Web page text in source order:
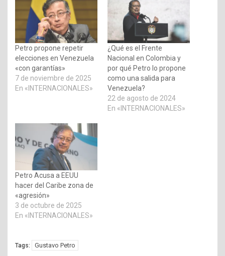
Petro propone repetir
elecciones en Venezuela
«con garantías»
7 de noviembre de 2025
En «INTERNACIONALES»
¿Qué es el Frente
Nacional en Colombia y
por qué Petro lo propone
como una salida para
Venezuela?
22 de agosto de 2024
En «INTERNACIONALES»
Petro Acusa a EEUU
hacer del Caribe zona de
«agresión»
3 de octubre de 2025
En «INTERNACIONALES»
Tags: Gustavo Petro